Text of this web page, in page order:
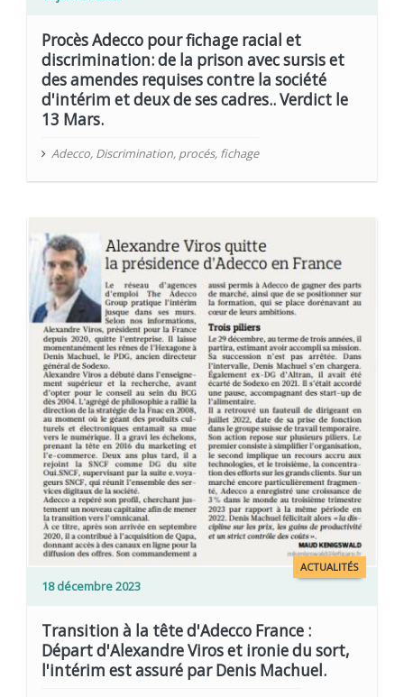
Procès Adecco pour fichage racial et
discrimination: de la prison avec sursis et
des amendes requises contre la société
d'intérim et deux de ses cadres.. Verdict le
13 Mars.
Adecco, Discrimination, procés, fichage
ACTUALITÉS
18 décembre 2023
Transition à la tête d'Adecco France :
Départ d'Alexandre Viros et ironie du sort,
l'intérim est assuré par Denis Machuel.